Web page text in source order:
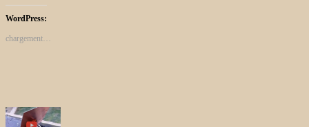
WordPress:
chargement…